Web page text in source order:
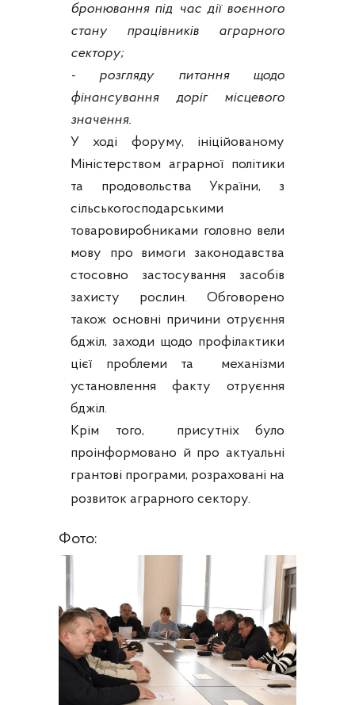
бронювання під час дії воєнного
стану працівників аграрного
сектору;
- розгляду питання щодо
фінансування доріг місцевого
значення.
У ході форуму, ініційованому
Міністерством аграрної політики
та продовольства України, з
сільськогосподарськими
товаровиробниками головно вели
мову про вимоги законодавства
стосовно застосування засобів
захисту рослин. Обговорено
також основні причини отруєння
бджіл, заходи щодо профілактики
цієї проблеми та механізми
установлення факту отруєння
бджіл.
Крім того, присутніх було
проінформовано й про актуальні
грантові програми, розраховані на
розвиток аграрного сектору.
Фото: